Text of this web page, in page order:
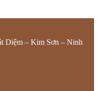
Diệm – Kim Sơn – Ninh